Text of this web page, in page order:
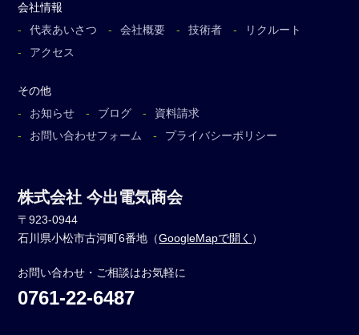
会社情報
代表あいさつ
会社概要 技術者
リクルート
アクセス
その他
お知らせ
ブログ
資料請求
お問い合わせフォーム
プライバシーポリシー
株式会社 今出電気商会
〒923-0944
石川県小松市古河町6番地（GoogleMapで開く ）
お問い合わせ・ご相談はお気軽に
0761-22-6487